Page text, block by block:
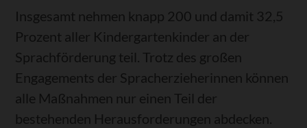
Insgesamt nehmen knapp 200 und damit 32,5
Prozent aller Kindergartenkinder an der
Sprachförderung teil. Trotz des großen
Engagements der Spracherzieherinnen können
alle Maßnahmen nur einen Teil der
bestehenden Herausforderungen abdecken.